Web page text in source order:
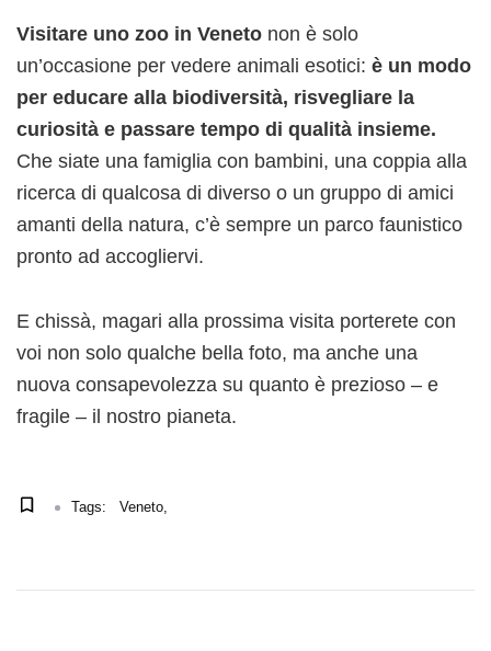
Visitare uno zoo in Veneto non è solo
un’occasione per vedere animali esotici: è un modo
per educare alla biodiversità, risvegliare la
curiosità e passare tempo di qualità insieme.
Che siate una famiglia con bambini, una coppia alla
ricerca di qualcosa di diverso o un gruppo di amici
amanti della natura, c’è sempre un parco faunistico
pronto ad accogliervi.
E chissà, magari alla prossima visita porterete con
voi non solo qualche bella foto, ma anche una
nuova consapevolezza su quanto è prezioso – e
fragile – il nostro pianeta.
Tags: Veneto